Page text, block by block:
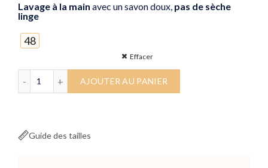
Lavage à la main avec un savon doux, pas de sèche
linge
48
Effacer
quantité de Maillot de bain 2 pièces coloré Circus
AJOUTER AU PANIER
Guide des tailles